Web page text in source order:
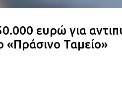
ευρώ για
Ταμείο»